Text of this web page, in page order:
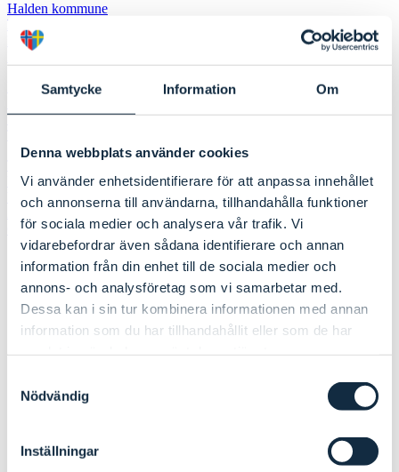
Samtycke Information Om
Denna webbplats använder cookies
Vi använder enhetsidentifierare för att anpassa innehållet
och annonserna till användarna, tillhandahålla funktioner
för sociala medier och analysera vår trafik. Vi
vidarebefordrar även sådana identifierare och annan
information från din enhet till de sociala medier och
annons- och analysföretag som vi samarbetar med.
Dessa kan i sin tur kombinera informationen med annan
information som du har tillhandahållit eller som de har
Nödvändig
Inställningar
Halden kommune
Hvaler kommune
Melleruds kommun
Råde kommune
Strömstads kommun
Uddevalla kommun
Västra Götalandsregionen
Østfold fylkeskommune
Om oss
Medlemmer
Finansiering
Om Cookies
Finansiering
Om Cookies